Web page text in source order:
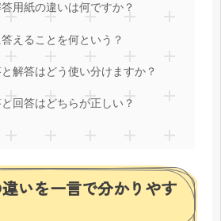
用紙の違いは何ですか？
えることを何という？
解答はどう使い分けますか？
回答はどちらが正しい？
いを一言で分かりやす